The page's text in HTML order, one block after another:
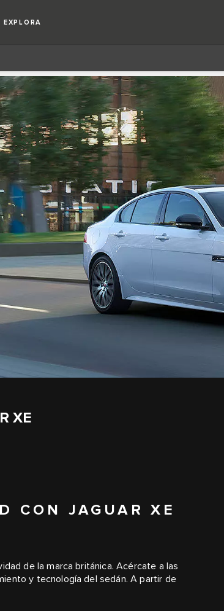
EXPLORA
XE
CON JAGUAR XE
de la marca británica. Acércate a las
y tecnología del sedán. A partir de